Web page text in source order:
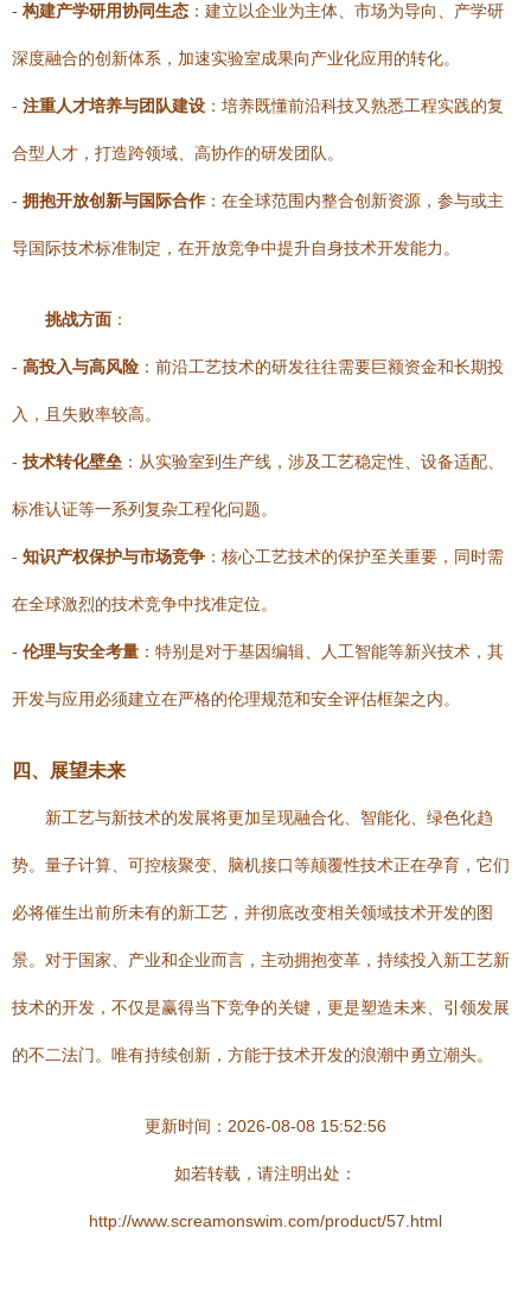
- 构建产学研用协同生态 ：建立以企业为主体、市场为导向、产学研
深度融合的创新体系，加速实验室成果向产业化应用的转化。
- 注重人才培养与团队建设 ：培养既懂前沿科技又熟悉工程实践的复
合型人才，打造跨领域、高协作的研发团队。
- 拥抱开放创新与国际合作 ：在全球范围内整合创新资源，参与或主
导国际技术标准制定，在开放竞争中提升自身技术开发能力。
挑战方面 ：
- 高投入与高风险 ：前沿工艺技术的研发往往需要巨额资金和长期投
入，且失败率较高。
- 技术转化壁垒 ：从实验室到生产线，涉及工艺稳定性、设备适配、
标准认证等一系列复杂工程化问题。
- 知识产权保护与市场竞争 ：核心工艺技术的保护至关重要，同时需
在全球激烈的技术竞争中找准定位。
- 伦理与安全考量 ：特别是对于基因编辑、人工智能等新兴技术，其
开发与应用必须建立在严格的伦理规范和安全评估框架之内。
四、展望未来
新工艺与新技术的发展将更加呈现融合化、智能化、绿色化趋
势。量子计算、可控核聚变、脑机接口等颠覆性技术正在孕育，它们
必将催生出前所未有的新工艺，并彻底改变相关领域技术开发的图
景。对于国家、产业和企业而言，主动拥抱变革，持续投入新工艺新
技术的开发，不仅是赢得当下竞争的关键，更是塑造未来、引领发展
的不二法门。唯有持续创新，方能于技术开发的浪潮中勇立潮头。
更新时间：2026-08-08 15:52:56
如若转载，请注明出处：
http://www.screamonswim.com/product/57.html